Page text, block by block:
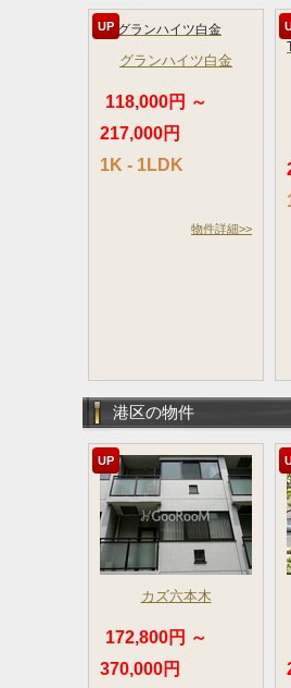
UP
グランハイツ白金
118,000円 ～
217,000円
1K - 1LDK
物件詳細>>
港区の物件
UP
カズ六本木
172,800円 ～
370,000円